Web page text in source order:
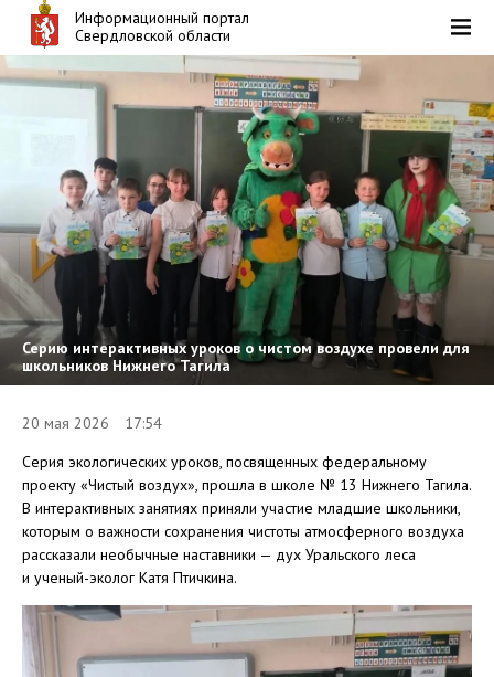
Информационный портал
Свердловской области
Серию интерактивных уроков о чистом воздухе провели для
школьников Нижнего Тагила
20 мая 2026 17:54
Серия экологических уроков, посвященных федеральному
проекту «Чистый воздух», прошла в школе № 13 Нижнего Тагила.
В интерактивных занятиях приняли участие младшие школьники,
которым о важности сохранения чистоты атмосферного воздуха
рассказали необычные наставники — дух Уральского леса
и ученый-эколог Катя Птичкина.